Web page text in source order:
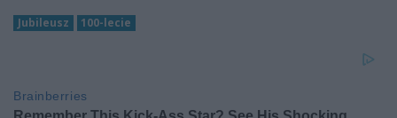
Jubileusz 100-lecie